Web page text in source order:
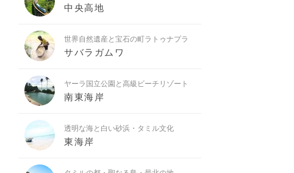
中央高地
世界自然遺産と宝石の町ラトゥナプラ
サバラガムワ
ヤーラ国立公園と高級ビーチリゾート
南東海岸
透明な海と白い砂浜・タミル文化
東海岸